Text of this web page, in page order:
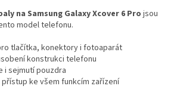
na Samsung Galaxy Xcover 6 Pro jsou
model telefonu.
tlačítka, konektory i fotoaparát
konstrukci telefonu
i sejmutí pouzdra
ke všem funkcím zařízení